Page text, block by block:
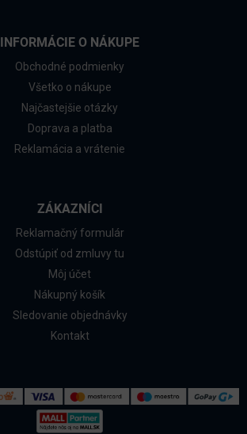
INFORMÁCIE O NÁKUPE
Obchodné podmienky
Všetko o nákupe
Najčastejšie otázky
Doprava a platba
Reklamácia a vrátenie
ZÁKAZNÍCI
Reklamačný formulár
Odstúpiť od zmluvy tu
Môj účet
Nákupný košík
Sledovanie objednávky
Kontakt